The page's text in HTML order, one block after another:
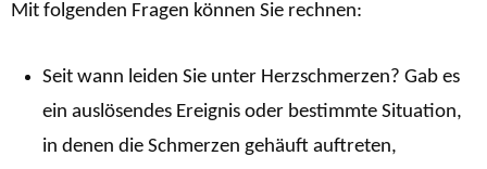
Mit folgenden Fragen können Sie rechnen:
Seit wann leiden Sie unter Herzschmerzen? Gab es
ein auslösendes Ereignis oder bestimmte Situation,
in denen die Schmerzen gehäuft auftreten,